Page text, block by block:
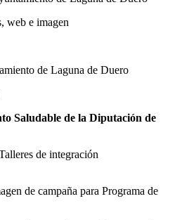
web e imagen
de Laguna de Duero
Saludable de la Diputación de
de integración
de campaña para Programa de